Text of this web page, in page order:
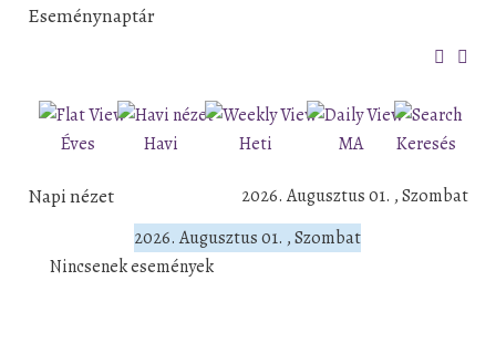
Eseménynaptár
Éves Havi Heti MA Keresés
Napi nézet
2026. Augusztus 01. , Szombat
2026. Augusztus 01. , Szombat
Nincsenek események